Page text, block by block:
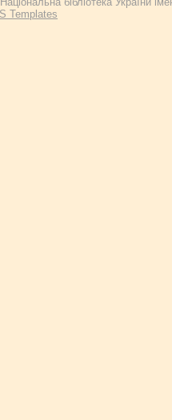
Templates